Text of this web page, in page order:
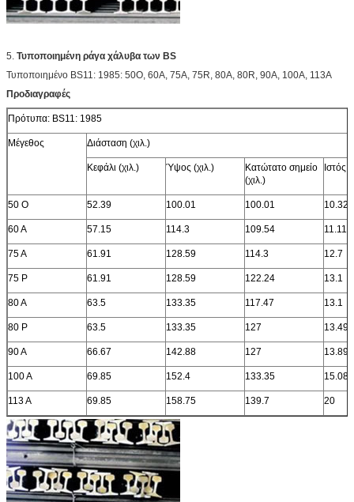
5. Τυποποιημένη ράγα χάλυβα των BS
Τυποποιημένο BS11: 1985: 50O, 60A, 75A, 75R, 80A, 80R, 90A, 100A, 113A
Προδιαγραφές
Πρότυπα: BS11: 1985
Μέγεθος Διάσταση (χιλ.)
Κεφάλι (χιλ.) Ύψος (χιλ.)
Κατώτατο σημείο
(χιλ.)
Ιστός
50 Ο 52.39 100.01 100.01 10.32
60 Α 57.15 114.3 109.54 11.11
75 Α 61.91 128.59 114.3 12.7
75 Ρ 61.91 128.59 122.24 13.1
80 Α 63.5 133.35 117.47 13.1
80 Ρ 63.5 133.35 127 13.49
90 Α 66.67 142.88 127 13.89
100 Α 69.85 152.4 133.35 15.08
113 Α 69.85 158.75 139.7 20